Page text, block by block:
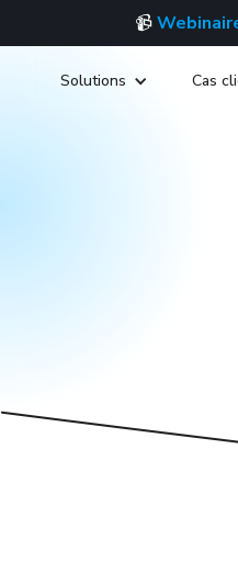
📹
Solutions Cas